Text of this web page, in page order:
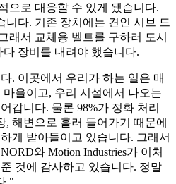
으로 대응할 수 있게 됐습니다.
니다. 기존 장치에는 견인 시브 드
래서 교체용 벨트를 구하러 도시
장비를 내려야 했습니다.
. 이곳에서 우리가 하는 일은 매
을이고, 우리 시설에서 나오는
갑니다. 물론 98%가 정화 처리
, 해변으로 흘러 들어가기 때문에
게 받아들이고 있습니다. 그래서
와 Motion Industries가 이처
것에 감사하고 있습니다. 정말